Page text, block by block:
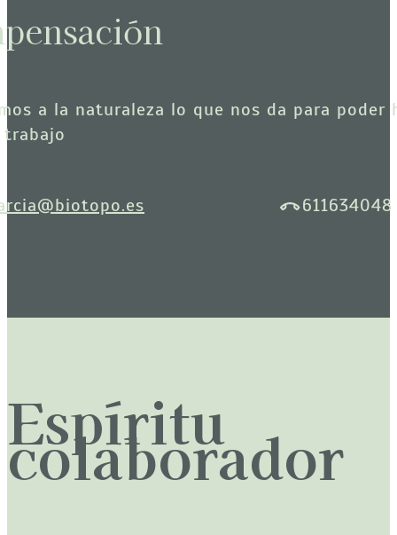
a la naturaleza lo que nos da para poder
611634048
Espíritu
colaborador